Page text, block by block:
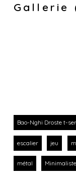
Gallerie
Bao-Nghi Droste t-
escalier jeu
métal Minimaliste